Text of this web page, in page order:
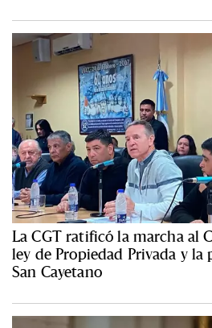
La CGT ratificó la marcha al
ley de Propiedad Privada y la
San Cayetano